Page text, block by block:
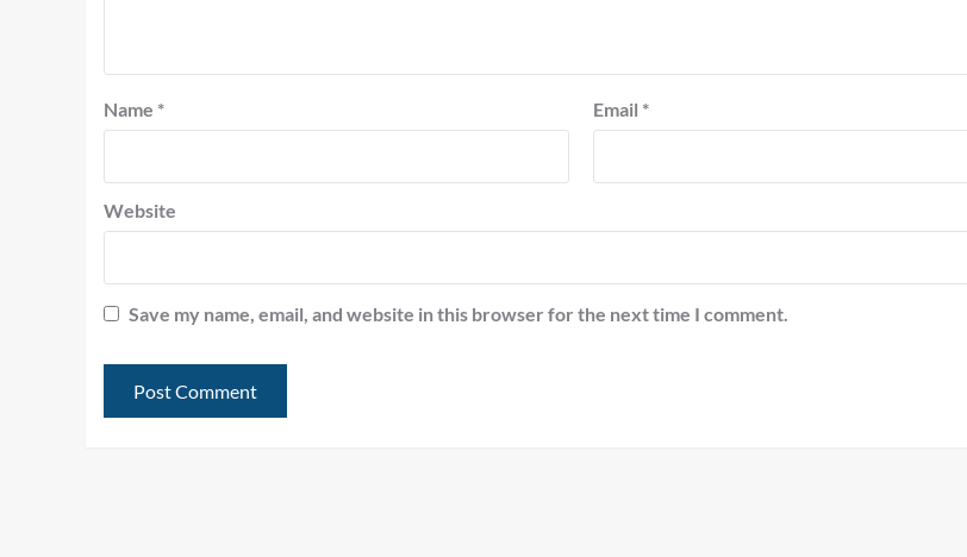
Name * Email *
Website
Save my name, email, and website in this browser for the next time I comment.